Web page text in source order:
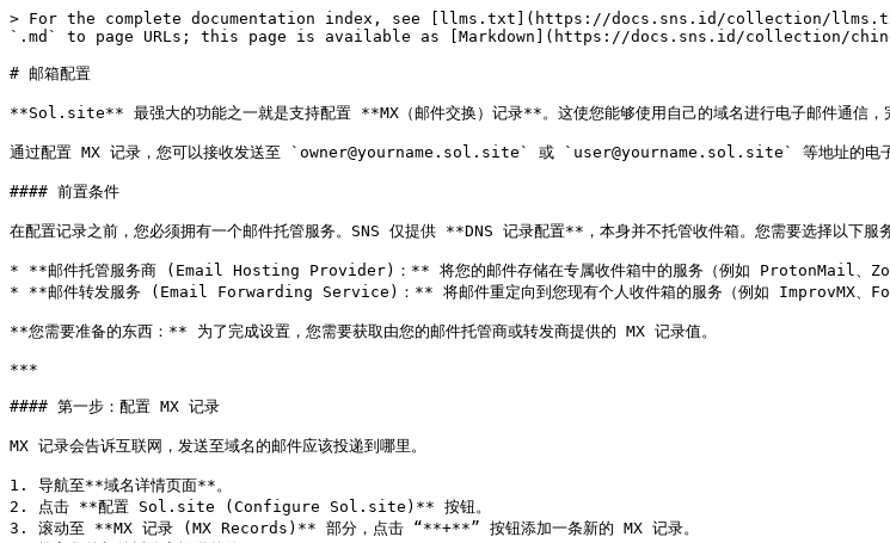
> For the complete documentation index, see [llms.txt](https://docs.sns.id/collection/
`.md` to page URLs; this page is available as [Markdown](https://docs.sns.id/collection/
# 邮箱配置
**Sol.site** 最强大的功能之一就是支持配置 **MX（邮件交换）记录**。这使您能够使用自己的域名进行电子邮件通信，
通过配置 MX 记录，您可以接收发送至 `owner@yourname.sol.site` 或 `user@yourname.sol.site` 等地址的电子
#### 前置条件
在配置记录之前，您必须拥有一个邮件托管服务。SNS 仅提供 **DNS 记录配置**，本身并不托管收件箱。您需要选择以下服
* **邮件托管服务商 (Email Hosting Provider)：** 将您的邮件存储在专属收件箱中的服务（例如 ProtonMail、
* **邮件转发服务 (Email Forwarding Service)：** 将邮件重定向到您现有个人收件箱的服务（例如 ImprovMX、
**您需要准备的东西：** 为了完成设置，您需要获取由您的邮件托管商或转发商提供的 MX 记录值。
***
#### 第一步：配置 MX 记录
MX 记录会告诉互联网，发送至域名的邮件应该投递到哪里。
1. 导航至**域名详情页面**。
2. 点击 **配置 Sol.site (Configure Sol.site)** 按钮。
3. 滚动至 **MX 记录 (MX Records)** 部分，点击 “**+**” 按钮添加一条新的 MX 记录。